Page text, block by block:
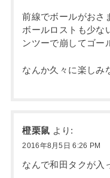
前線でボールがおさ
ボールロストも少な
ンツーで崩してゴー
なんか久々に楽しみ
橙栗鼠 より:
2016年8月5日 6:26 PM
なんで和田タクが入